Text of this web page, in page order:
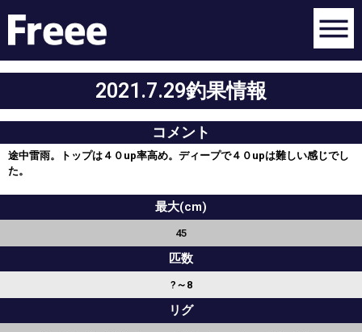
2021.7.29釣果情報
コメント
途中雷雨。トップは４０up率高め。ディープで４０upは難しい感じでし
た。
最大(cm)
45
匹数
?～8
リグ